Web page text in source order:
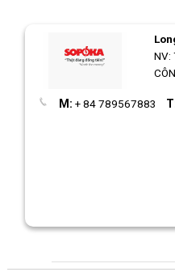
NV:
M: + 84 789567883